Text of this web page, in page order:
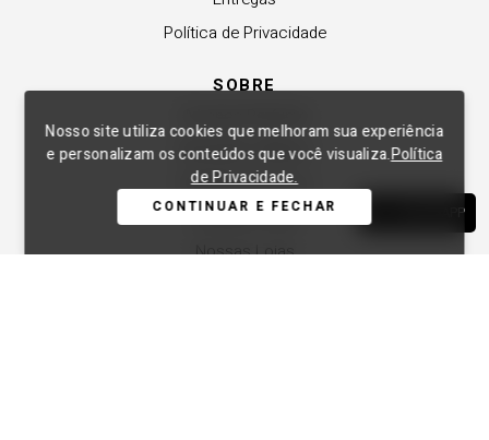
WHATSAPP
Nosso site utiliza cookies que melhoram sua experiência
e personalizam os conteúdos que você visualiza.Política
de Privacidade.
CONTINUAR E FECHAR
Política de Privacidade
SOBRE
Revender a Marca
Trabalhe Conosco
Compre Local
Nossas Lojas